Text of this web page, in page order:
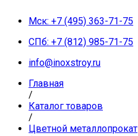
Мск: +7 (495) 363-71-75
СПб: +7 (812) 985-71-75
info@inoxstroy.ru
Главная
/
Каталог товаров
/
Цветной металлопрокат